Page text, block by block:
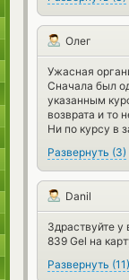
Олег
Ужасная
Сначала был
указанным
возврата и то
Ни по курсу в
Развернуть (3)
Danil
Здраствуйте
839 Gel на
Развернуть (11)